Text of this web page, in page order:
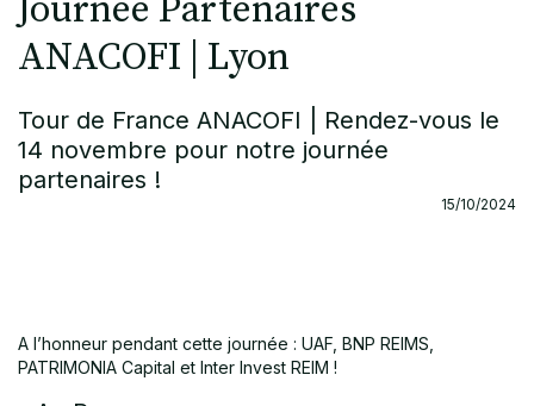
Journée Partenaires
ANACOFI | Lyon
Tour de France ANACOFI | Rendez-vous le
14 novembre pour notre journée
partenaires !
15/10/2024
A l’honneur pendant cette journée : UAF, BNP REIMS,
PATRIMONIA Capital et Inter Invest REIM !